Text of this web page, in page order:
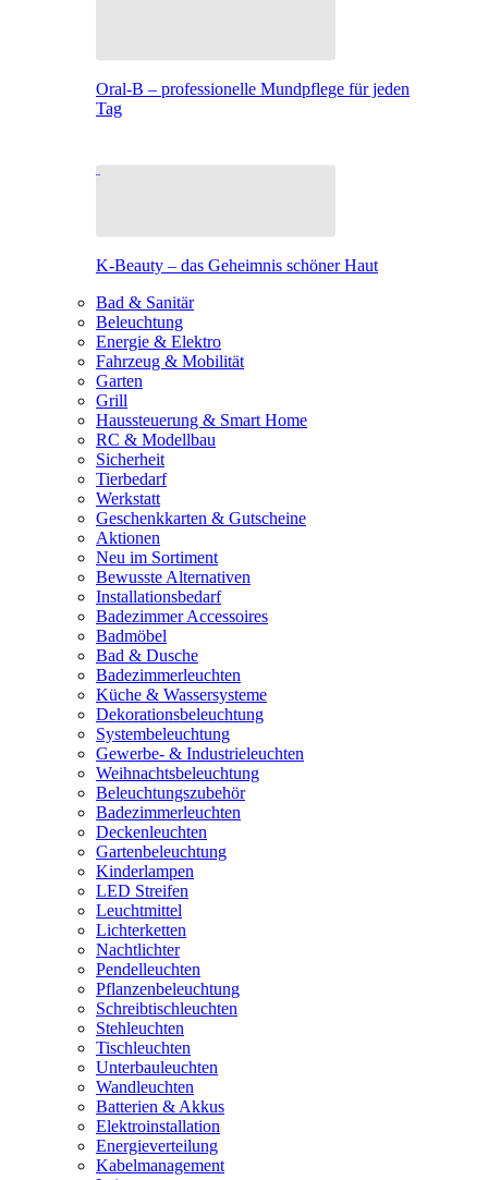
Oral-B – professionelle Mundpflege für jeden
Tag
K-Beauty – das Geheimnis schöner Haut
Bad & Sanitär
Beleuchtung
Energie & Elektro
Fahrzeug & Mobilität
Garten
Grill
Haussteuerung & Smart Home
RC & Modellbau
Sicherheit
Tierbedarf
Werkstatt
Geschenkkarten & Gutscheine
Aktionen
Neu im Sortiment
Bewusste Alternativen
Installationsbedarf
Badezimmer Accessoires
Badmöbel
Bad & Dusche
Badezimmerleuchten
Küche & Wassersysteme
Dekorationsbeleuchtung
Systembeleuchtung
Gewerbe- & Industrieleuchten
Weihnachtsbeleuchtung
Beleuchtungszubehör
Badezimmerleuchten
Deckenleuchten
Gartenbeleuchtung
Kinderlampen
LED Streifen
Leuchtmittel
Lichterketten
Nachtlichter
Pendelleuchten
Pflanzenbeleuchtung
Schreibtischleuchten
Stehleuchten
Tischleuchten
Unterbauleuchten
Wandleuchten
Batterien & Akkus
Elektroinstallation
Energieverteilung
Kabelmanagement